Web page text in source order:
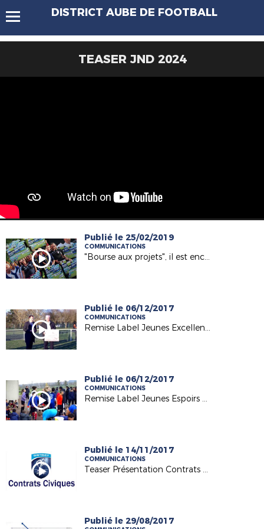
DISTRICT AUBE DE FOOTBALL
TEASER JND 2024
Publié le 25/02/2019
COMMUNICATIONS
"Bourse aux projets", il est encore temps
Publié le 06/12/2017
COMMUNICATIONS
Remise Label Jeunes Excellence ES.Municipaux
Publié le 06/12/2017
COMMUNICATIONS
Remise Label Jeunes Espoirs Bar Sur Aube
Publié le 14/11/2017
COMMUNICATIONS
Teaser Présentation Contrats Civiques
Publié le 29/08/2017